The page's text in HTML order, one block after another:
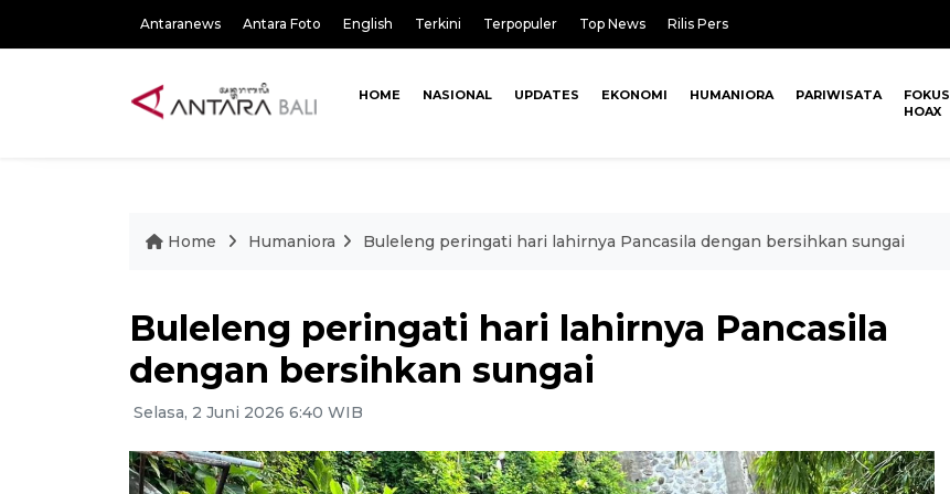
Antaranews Antara Foto English Terkini Terpopuler Top News Rilis Pers
HOME NASIONAL UPDATES EKONOMI HUMANIORA PARIWISATA
FOKUS
HOAX
Home Humaniora Buleleng peringati hari lahirnya Pancasila dengan bersihkan sungai
Buleleng peringati hari lahirnya Pancasila
dengan bersihkan sungai
Selasa, 2 Juni 2026 6:40 WIB